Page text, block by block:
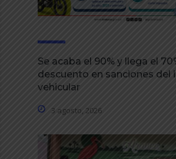
Se acaba el 90% y llega el
descuento en sanciones del
vehicular
3 agosto, 2026